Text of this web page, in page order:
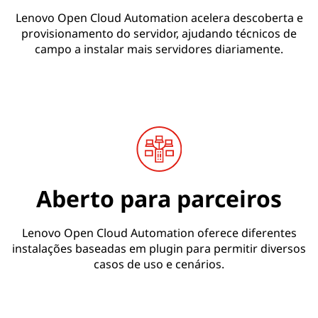
Lenovo Open Cloud Automation acelera descoberta e
provisionamento do servidor, ajudando técnicos de
campo a instalar mais servidores diariamente.
Aberto para parceiros
Lenovo Open Cloud Automation oferece diferentes
instalações baseadas em plugin para permitir diversos
casos de uso e cenários.